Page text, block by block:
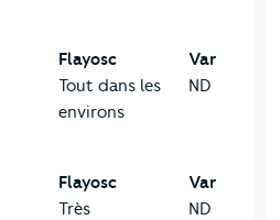
Flayosc
Tout dans les
environs
Var
ND
Flayosc
Très
Var
ND